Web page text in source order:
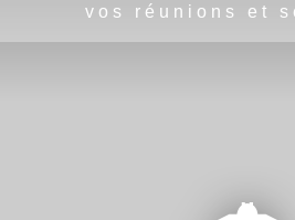
vos réunions et